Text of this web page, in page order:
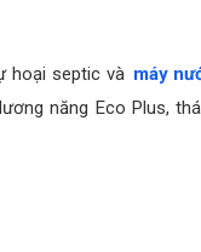
hoại septic và máy
năng Eco Plus,